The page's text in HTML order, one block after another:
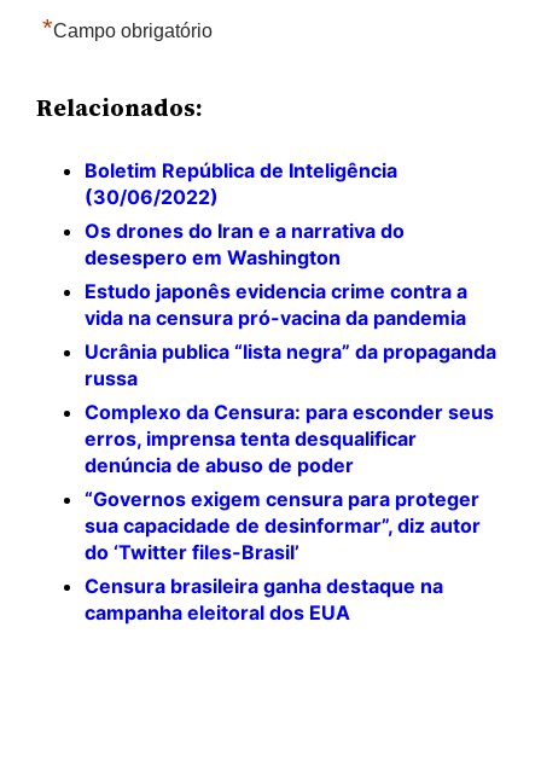
*Campo obrigatório
Relacionados:
Boletim República de Inteligência
(30/06/2022)
Os drones do Iran e a narrativa do
desespero em Washington
Estudo japonês evidencia crime contra a
vida na censura pró-vacina da pandemia
Ucrânia publica “lista negra” da propaganda
russa
Complexo da Censura: para esconder seus
erros, imprensa tenta desqualificar
denúncia de abuso de poder
“Governos exigem censura para proteger
sua capacidade de desinformar”, diz autor
do ‘Twitter files-Brasil’
Censura brasileira ganha destaque na
campanha eleitoral dos EUA